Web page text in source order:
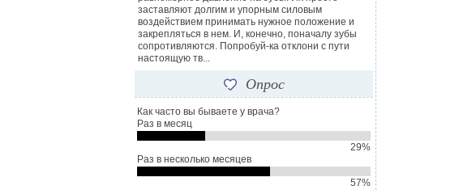
заставляют долгим и упорным силовым
воздействием принимать нужное положение и
закрепляться в нем. И, конечно, поначалу зубы
сопротивляются. Попробуй-ка отклони с пути
настоящую тв...
Опрос
Как часто вы бываете у врача?
Раз в месяц
29%
Раз в несколько месяцев
57%